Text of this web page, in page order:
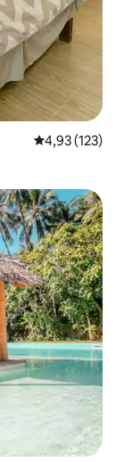
Évaluation
4,93 (123)